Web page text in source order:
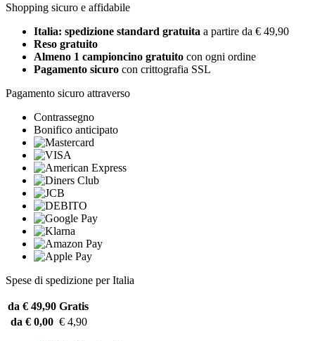
Shopping sicuro e affidabile
Italia: spedizione standard gratuita a partire da € 49,90
Reso gratuito
Almeno 1 campioncino gratuito con ogni ordine
Pagamento sicuro con crittografia SSL
Pagamento sicuro attraverso
Contrassegno
Bonifico anticipato
Spese di spedizione per Italia
da € 49,90 Gratis
da € 0,00 € 4,90